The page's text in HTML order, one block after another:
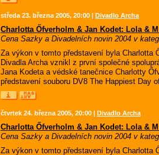
středa 23. března 2005, 20:00 | Divadlo Archa
Charlotta Őfverholm & Jan Kodet: Lola &
Cena Sazky a Divadelních novin 2004 v
Za výkon v tomto představení byla Charlotta
Divadla Archa vznikl z první společné
Jana Kodeta a védské tanečnice Charlotty
představení souboru DV8 The Happiest Day
čtvrtek 24. března 2005, 20:00 | Divadlo Archa
Charlotta Őfverholm & Jan Kodet: Lola &
Cena Sazky a Divadelních novin 2004 v
Za výkon v tomto představení byla Charlotta